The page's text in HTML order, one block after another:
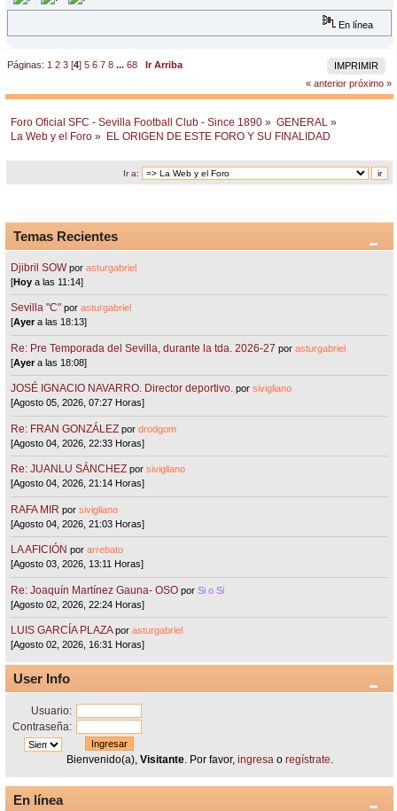
En línea
IMPRIMIR
Páginas: 1 2 3 [4]5 6 7 8 ...68
Ir Arriba
« anterior próximo »
Foro Oficial SFC - Sevilla Football Club - Since 1890 » GENERAL »
La Web y el Foro » EL ORIGEN DE ESTE FORO Y SU FINALIDAD
Ir a:
Temas Recientes
Djibril SOW porasturgabriel
[Hoy a las 11:14]
Sevilla "C"porasturgabriel
[Ayera las 18:13]
Re: Pre Temporada del Sevilla, durante la tda. 2026-27 porasturgabriel
[Ayera las 18:08]
JOSÉ IGNACIO NAVARRO. Director deportivo. porsivigliano
[Agosto 05, 2026, 07:27 Horas]
Re: FRAN GONZÁLEZ pordrodgom
[Agosto 04, 2026, 22:33 Horas]
Re: JUANLU SÁNCHEZ porsivigliano
[Agosto 04, 2026, 21:14 Horas]
RAFA MIR porsivigliano
[Agosto 04, 2026, 21:03 Horas]
LA AFICIÓN porarrebato
[Agosto 03, 2026, 13:11 Horas]
Re: Joaquín Martínez Gauna- OSO porSi o Si
[Agosto 02, 2026, 22:24 Horas]
LUIS GARCÍA PLAZA porasturgabriel
[Agosto 02, 2026, 16:31 Horas]
User Info
Usuario:
Contraseña:
Bienvenido(a), Visitante. Por favor, ingresao regístrate.
En línea